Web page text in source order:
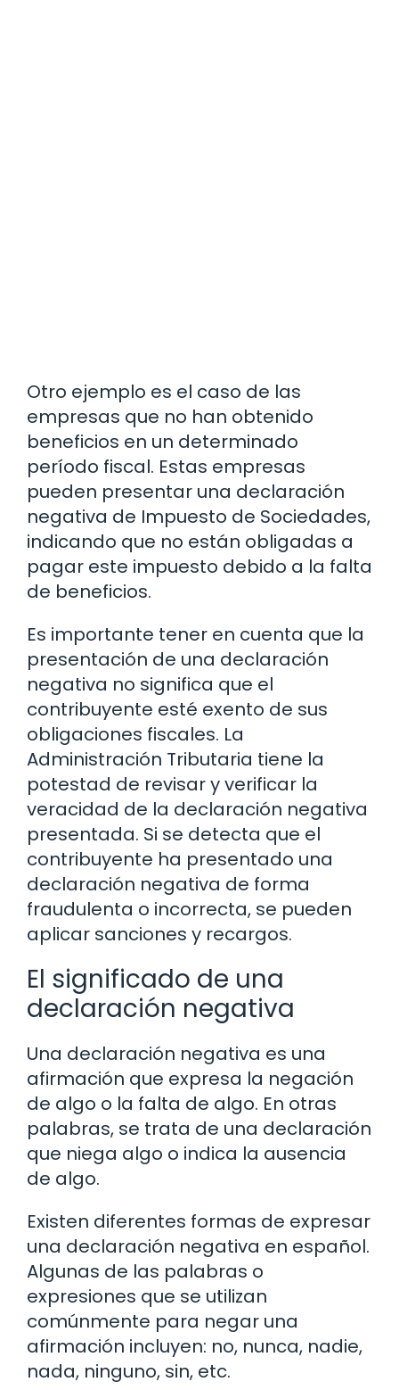
Otro ejemplo es el caso de las
empresas que no han obtenido
beneficios en un determinado
período fiscal. Estas empresas
pueden presentar una declaración
negativa de Impuesto de Sociedades,
indicando que no están obligadas a
pagar este impuesto debido a la falta
de beneficios.
Es importante tener en cuenta que la
presentación de una declaración
negativa no significa que el
contribuyente esté exento de sus
obligaciones fiscales. La
Administración Tributaria tiene la
potestad de revisar y verificar la
veracidad de la declaración negativa
presentada. Si se detecta que el
contribuyente ha presentado una
declaración negativa de forma
fraudulenta o incorrecta, se pueden
aplicar sanciones y recargos.
El significado de una
declaración negativa
Una declaración negativa es una
afirmación que expresa la negación
de algo o la falta de algo. En otras
palabras, se trata de una declaración
que niega algo o indica la ausencia
de algo.
Existen diferentes formas de expresar
una declaración negativa en español.
Algunas de las palabras o
expresiones que se utilizan
comúnmente para negar una
afirmación incluyen: no, nunca, nadie,
nada, ninguno, sin, etc.